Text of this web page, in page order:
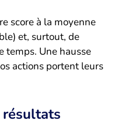
score à la moyenne
et, surtout, de
temps. Une hausse
actions portent leurs